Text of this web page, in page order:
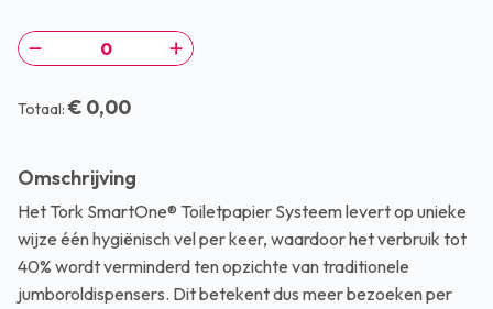
Totaal: € 0,00
Omschrijving
Het Tork SmartOne® Toiletpapier Systeem levert op unieke
wijze één hygiënisch vel per keer, waardoor het verbruik tot
40% wordt verminderd ten opzichte van traditionele
jumboroldispensers. Dit betekent dus meer bezoeken per